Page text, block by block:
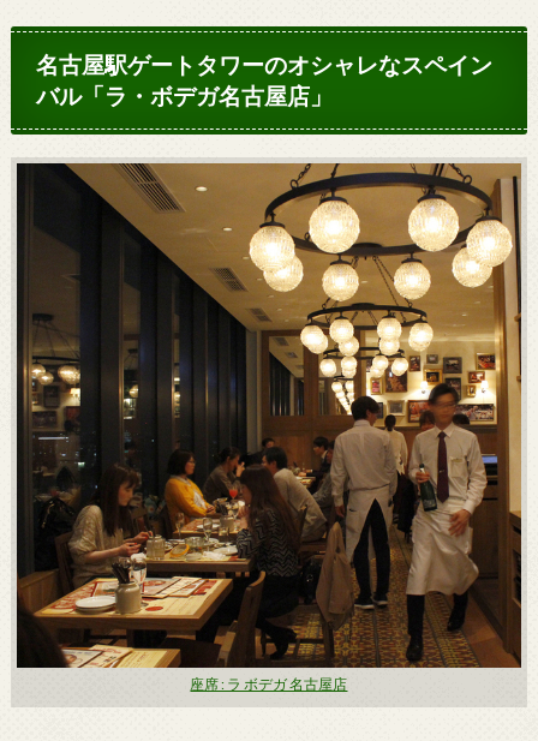
名古屋駅ゲートタワーのオシャレなスペイン
バル「ラ・ボデガ名古屋店」
座席 : ラ ボデガ 名古屋店